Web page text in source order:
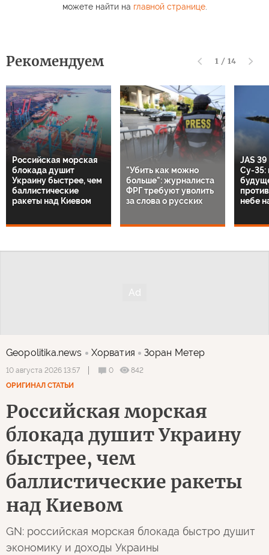
можете найти на главной странице.
Рекомендуем 1 / 14
Российская морская
блокада душит
Украину быстрее, чем
баллистические
ракеты над Киевом
"Убить как можно
больше": журналиста
ФРГ требуют уволить
за слова о русских
JAS
Су-35:
небе
Geopolitika.news Хорватия Зоран Метер
10 августа 2026 13:57 0
842
ОРИГИНАЛ СТАТЬИ
Российская морская
блокада душит Украину
быстрее, чем
баллистические ракеты
над Киевом
GN: российская морская блокада быстро душит
экономику и доходы Украины